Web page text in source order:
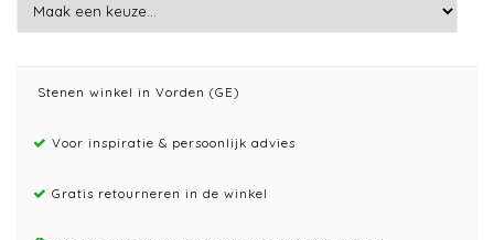
Stenen winkel in Vorden (GE)
Voor inspiratie & persoonlijk advies
Gratis retourneren in de winkel